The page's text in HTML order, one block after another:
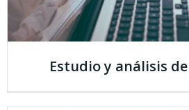
Estudio y análisis